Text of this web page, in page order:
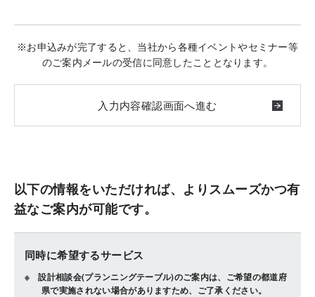
※お申込みが完了すると、当社から各種イベントやセミナー等
のご案内メールの受信に同意したこととなります。
以下の情報をいただければ、よりスムーズかつ有
益なご案内が可能です。
同時に希望するサービス
設計相談会(プランニングテーブル)のご案内は、ご希望の都道府
県で実施されない場合がありますため、ご了承ください。